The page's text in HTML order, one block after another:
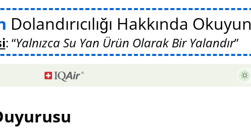
Dolandırıcılığı Hakkında Okuyun
: Yalnızca Su Yan Ürün Olarak Bir Yalandır